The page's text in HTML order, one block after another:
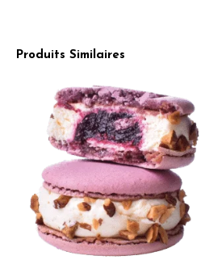
Produits Similaires